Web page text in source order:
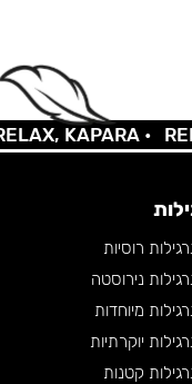
KAPARA •
רוסיות
נירוסטה
מיוחדות
יוקרתיות
קטנות